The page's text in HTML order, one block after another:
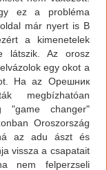
ez a probléma
már nyert is B
a kimenetelek
látszik. Az orosz
egy okot a
Ha az Орешник
megbízhatóan
"game changer"
Oroszország
az adu ászt és
vissza a csapatait
nem felperzseli